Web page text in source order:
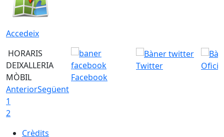
Accedeix
HORARIS
DEIXALLERIA
MÒBIL
Facebook
Twitter
AnteriorSegüent
1
2
Crèdits